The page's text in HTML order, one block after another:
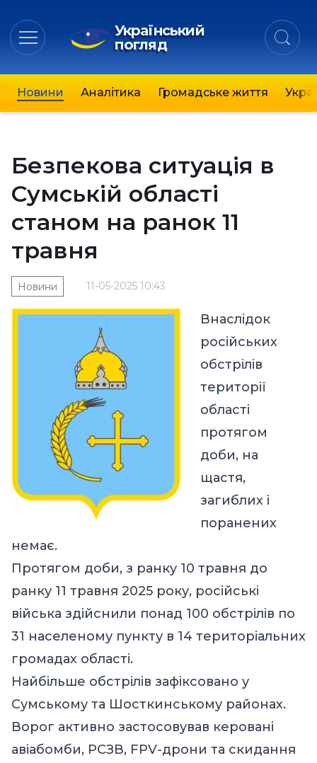
Український
погляд
Новини Аналітика Громадське життя
Безпекова ситуація в
Сумській області
станом на ранок 11
травня
11-05-2025 10:43
Новини
Внаслідок
російських
обстрілів
території
області
протягом
доби, на
щастя,
загиблих і
поранених
немає.
Протягом доби, з ранку 10 травня до
ранку 11 травня 2025 року, російські
війська здійснили понад 100 обстрілів по
31 населеному пункту в 14 територіальних
громадах області.
Найбільше обстрілів зафіксовано у
Сумському та Шосткинському районах.
Ворог активно застосовував керовані
авіабомби, РСЗВ, FPV-дрони та скидання